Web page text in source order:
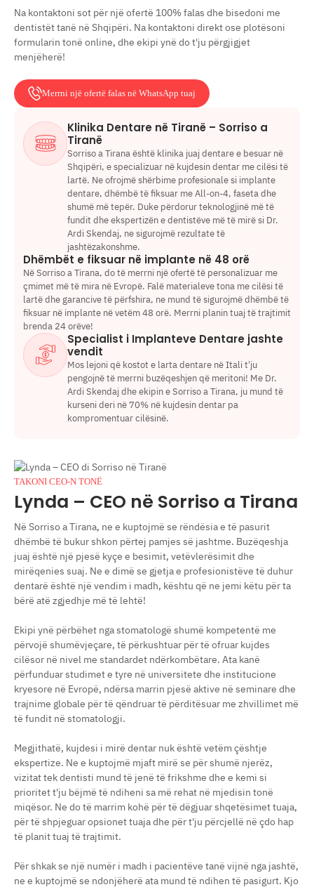
Na kontaktoni sot për një ofertë 100% falas dhe bisedoni me
dentistët tanë në Shqipëri. Na kontaktoni direkt ose plotësoni
formularin tonë online, dhe ekipi ynë do t'ju përgjigjet
menjëherë!
Merrni një ofertë falas në WhatsApp tuaj
Klinika Dentare në Tiranë – Sorriso a
Tiranë
Sorriso a Tirana është klinika juaj dentare e besuar në
Shqipëri, e specializuar në kujdesin dentar me cilësi të
lartë. Ne ofrojmë shërbime profesionale si implante
dentare, dhëmbë të fiksuar me All-on-4, faseta dhe
shumë më tepër. Duke përdorur teknologjinë më të
fundit dhe ekspertizën e dentistëve më të mirë si Dr.
Ardi Skendaj, ne sigurojmë rezultate të
jashtëzakonshme.
Dhëmbët e fiksuar në implante në 48 orë
Në Sorriso a Tirana, do të merrni një ofertë të personalizuar me
çmimet më të mira në Evropë. Falë materialeve tona me cilësi të
lartë dhe garancive të përfshira, ne mund të sigurojmë dhëmbë të
fiksuar në implante në vetëm 48 orë. Merrni planin tuaj të trajtimit
brenda 24 orëve!
Specialist i Implanteve Dentare jashte
vendit
Mos lejoni që kostot e larta dentare në Itali t'ju
pengojnë të merrni buzëqeshjen që meritoni! Me Dr.
Ardi Skendaj dhe ekipin e Sorriso a Tirana, ju mund të
kurseni deri në 70% në kujdesin dentar pa
kompromentuar cilësinë.
TAKONI CEO-N TONË
Lynda – CEO në Sorriso a Tirana
Në Sorriso a Tirana, ne e kuptojmë se rëndësia e të pasurit
dhëmbë të bukur shkon përtej pamjes së jashtme. Buzëqeshja
juaj është një pjesë kyçe e besimit, vetëvlerësimit dhe
mirëqenies suaj. Ne e dimë se gjetja e profesionistëve të duhur
dentarë është një vendim i madh, kështu që ne jemi këtu për ta
bërë atë zgjedhje më të lehtë!
Ekipi ynë përbëhet nga stomatologë shumë kompetentë me
përvojë shumëvjeçare, të përkushtuar për të ofruar kujdes
cilësor në nivel me standardet ndërkombëtare. Ata kanë
përfunduar studimet e tyre në universitete dhe institucione
kryesore në Evropë, ndërsa marrin pjesë aktive në seminare dhe
trajnime globale për të qëndruar të përditësuar me zhvillimet më
të fundit në stomatologji.
Megjithatë, kujdesi i mirë dentar nuk është vetëm çështje
ekspertize. Ne e kuptojmë mjaft mirë se për shumë njerëz,
vizitat tek dentisti mund të jenë të frikshme dhe e kemi si
prioritet t'ju bëjmë të ndiheni sa më rehat në mjedisin tonë
miqësor. Ne do të marrim kohë për të dëgjuar shqetësimet tuaja,
për të shpjeguar opsionet tuaja dhe për t'ju përcjellë në çdo hap
të planit tuaj të trajtimit.
Për shkak se një numër i madh i pacientëve tanë vijnë nga jashtë,
ne e kuptojmë se ndonjëherë ata mund të ndihen të pasigurt. Kjo